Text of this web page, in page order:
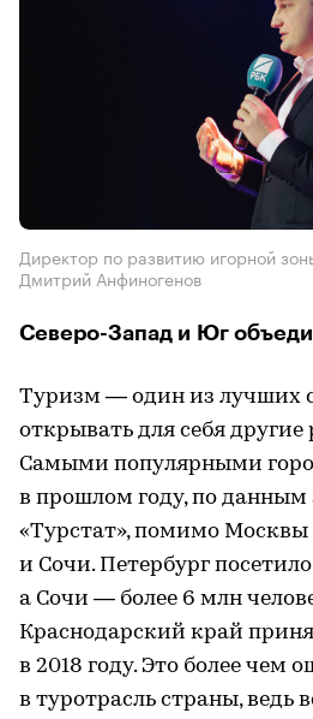
Директор по развитию игорной
Дмитрий Анфиногенов
Северо-Запад и Юг
Туризм — один из лучших
открывать для себя
Самыми популярными
в прошлом году, по данным
«Турстат», помимо Москвы
и Сочи. Петербург
а Сочи — более 6 млн
Краснодарский край
в 2018 году. Это более чем
в туротрасль страны, ведь